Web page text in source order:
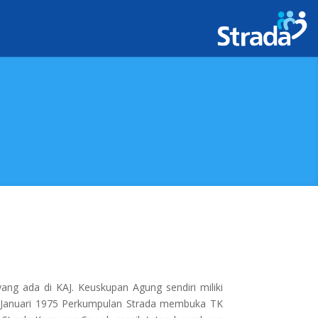
ada di KAJ. Keuskupan Agung sendiri miliki
1975 Perkumpulan Strada membuka TK